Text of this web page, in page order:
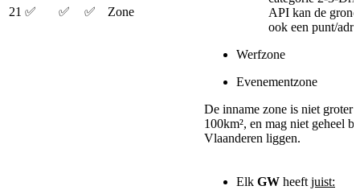
21 ✅ ✅ ✅ Zone
API kan de
ook een punt/
Werfzone
Evenementzone
De inname zone is niet groter
100km², en mag niet geheel
Vlaanderen liggen.
Elk GW heeft juist: